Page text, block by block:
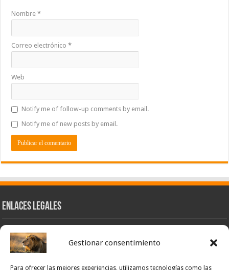
Gestionar consentimiento
Para ofrecer las mejores experiencias, utilizamos tecnologías como las
Nombre*
Correo electrónico*
Web
Notify me of follow-up comments by email.
Notify me of new posts by email.
Enlaces Legales
Nuestra Esencia
Pulso Global